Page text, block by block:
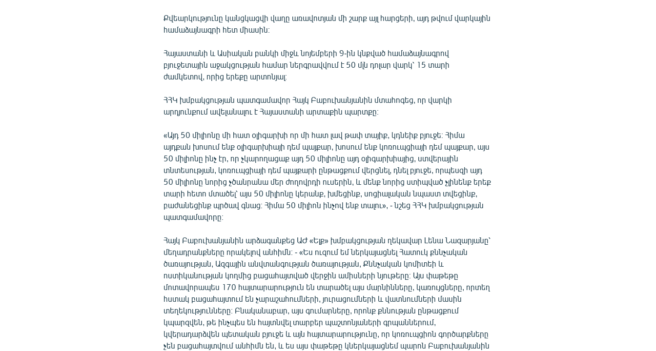
Քվեարկությունը կանցկացվի վաղը առավոտյան մի շարք այլ հարցերի, այդ թվում վարկային
համաձայնագրի հետ միասին։
Հայաստանի և Ասիական բանկի միջև նոյեմբերի 9-ին կնքված համաձայնագրով
բյուջետային աջակցության համար ներգրավվում է 50 մլն դոլար վարկ՝ 15 տարի
ժամկետով, որից երեքը արտոնյալ։
ՀՀԿ խմբակցության պատգամավոր Հայկ Բաբուխանյանին մտահոգեց, որ վարկի
արդյունքում ավելանալու է Հայաստանի արտաքին պարտքը։
«Այդ 50 միլիոնը մի հատ օլիգարխի որ մի հատ լավ թափ տայիք, կդնեիք բյուջե։ Հիմա
այդքան խոսում ենք օլիգարխիայի դեմ պայքար, խոսում ենք կոռուպցիայի դեմ պայքար, այս
50 միլիոնը ինչ էր, որ չկարողացաք այդ 50 միլիոնը այդ օլիգարխիայից, ստվերային
տնտեսության, կոռուպցիայի դեմ պայքարի ընթացքում վերցնել, դնել բյուջե, որպեսզի այդ
50 միլիոնը նորից չծանրանա մեր ժողովրդի ուսերին, և մենք նորից ստիպված չլինենք երեք
տարի հետո մտածել՝ այս 50 միլիոնը կերանք, խմեցինք, սոցիալական նպաստ տվեցինք,
բաժանեցինք պրծավ գնաց։ Հիմա 50 միլիոն ինչով ենք տալու», - նշեց ՀՀԿ խմբակցության
պատգամավորը։
Հայկ Բաբուխանյանին արձագանքեց ԱԺ «Ելք» խմբակցության ղեկավար Լենա Նազարյանը՝
մեղադրանքները որակելով անհիմն։ - «Ես ուզում եմ ներկայացնել Հատուկ քննչական
ծառայության, Ազգային անվտանգության ծառայության, Քննչական կոմիտեի և
ոստիկանության կողմից բացահայտված վերջին ամիսների նյութերը։ Այս փաթեթը
մոտավորապես 170 հայտարարություն են տարածել այս մարնինները, կառույցները, որտեղ
հստակ բացահայտում են չարաշահումների, յուրացումների և վատնումների մասին
տեղեկությունները։ Բնականաբար, այս գումարները, որոնք քննության ընթացքում
կպարզվեն, թե ինչպես են հայտնվել տարբեր պաշտոնյաների գրպաններում,
կվերադարձվեն պետական բյուջե և այն հայտարարությունը, որ կոռուպցիոն գործարքները
չեն բացահայտվում անհիմն են, և ես այս փաթեթը կներկայացնեմ պարոն Բաբուխանյանին